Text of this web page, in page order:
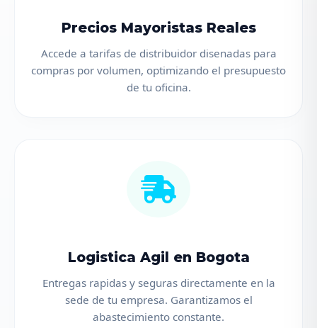
Precios Mayoristas Reales
Accede a tarifas de distribuidor disenadas para
compras por volumen, optimizando el presupuesto
de tu oficina.
Logistica Agil en Bogota
Entregas rapidas y seguras directamente en la
sede de tu empresa. Garantizamos el
abastecimiento constante.